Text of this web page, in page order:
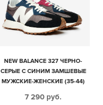
NEW BALANCE 327 ЧЕРНО-
СЕРЫЕ С СИНИМ ЗАМШЕВЫЕ
МУЖСКИЕ-ЖЕНСКИЕ (35-44)
7 290 руб.